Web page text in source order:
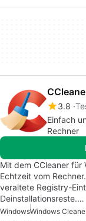
3.8
Einfach
Rechner
Mit dem CCleaner für
Echtzeit vom
veraltete Registry-
Deinstallationsreste.…
WindowsWindows